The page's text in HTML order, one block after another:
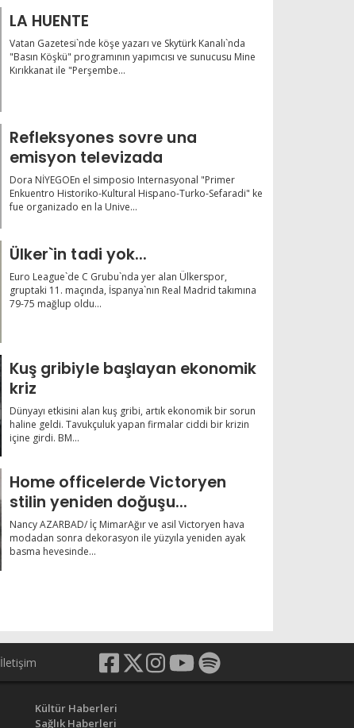
LA HUENTE
Vatan Gazetesi`nde köşe yazarı ve Skytürk Kanalı`nda
"Basın Köşkü" programının yapımcısı ve sunucusu Mine
Kırıkkanat ile "Perşembe...
Refleksyones sovre una
emisyon televizada
Dora NİYEGOEn el simposio Internasyonal "Primer
Enkuentro Historiko-Kultural Hispano-Turko-Sefaradi" ke
fue organizado en la Unive...
Ülker`in tadi yok...
Euro League`de C Grubu`nda yer alan Ülkerspor,
gruptaki 11. maçında, İspanya`nın Real Madrid takımına
79-75 mağlup oldu...
Kuş gribiyle başlayan ekonomik
kriz
Dünyayı etkisini alan kuş gribi, artık ekonomik bir sorun
haline geldi. Tavukçuluk yapan firmalar ciddi bir krizin
içine girdi. BM...
Home officelerde Victoryen
stilin yeniden doğuşu...
Nancy AZARBAD/ İç MimarAğır ve asil Victoryen hava
modadan sonra dekorasyon ile yüzyıla yeniden ayak
basma hevesinde...
İletişim
Kültür Haberleri
Sağlık Haberleri